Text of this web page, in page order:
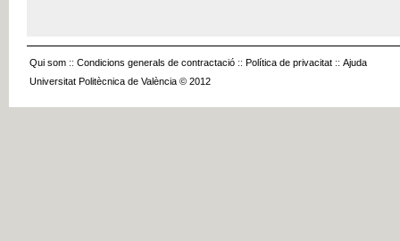
Qui som :: Condicions generals de contractació :: Política de privacitat :: Ajuda
Universitat Politècnica de València © 2012